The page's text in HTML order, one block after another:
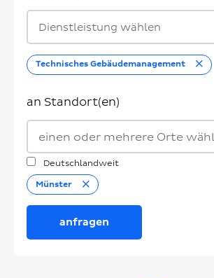
Dienstleistung wählen
Technisches Gebäudemanagement
an Standort(en)
Deutschlandweit
Münster
Entfernen
anfragen